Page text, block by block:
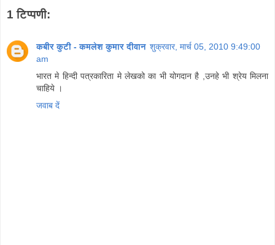
1 टिप्पणी:
कबीर कुटी - कमलेश कुमार दीवान शुक्रवार, मार्च 05, 2010 9:49:00
am
भारत मे हिन्दी पत्रकारिता मे लेखको का भी योगदान है ,उनहे भी श्रेय मिलना
चाहिये ।
जवाब दें